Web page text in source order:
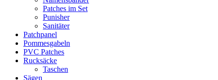
Patches im Set
Punisher
Sanitäter
Patchpanel
Pommesgabeln
PVC Patches
Rucksäcke
Taschen
Sägen